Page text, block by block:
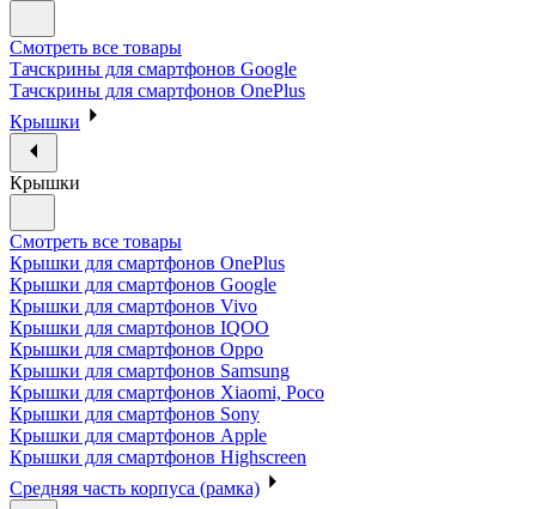
Смотреть все товары
Тачскрины для смартфонов Google
Тачскрины для смартфонов OnePlus
Крышки
Крышки
Смотреть все товары
Крышки для смартфонов OnePlus
Крышки для смартфонов Google
Крышки для смартфонов Vivo
Крышки для смартфонов IQOO
Крышки для смартфонов Oppo
Крышки для смартфонов Samsung
Крышки для смартфонов Xiaomi, Poco
Крышки для смартфонов Sony
Крышки для смартфонов Apple
Крышки для смартфонов Highscreen
Средняя часть корпуса (рамка)